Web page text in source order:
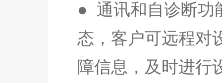
● 通讯和自诊断功
态，客户可远程对
障信息，及时进行